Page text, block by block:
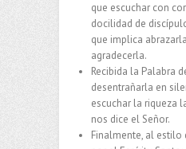
que escuchar con
docilidad de
que implica
agradecerla.
Recibida la Palabra
desentrañarla en
escuchar la riqueza
nos dice el Señor.
Finalmente, al estilo